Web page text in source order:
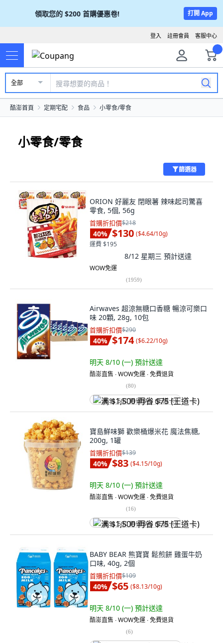
領取您的 $200 首購優惠卷! 打開 App
客服中心
註冊會員
登入
全部
酷澎首頁 定期宅配 食品 小零食/零食
小零食/零食
篩選器
ORION 好麗友 閉眼薯 辣味起司驚喜
零食, 5個, 56g
首購折扣價$218
40% $130 ($4.64/10g)
運費 $195
8/12 星期三 預計送達
WOW免運
(1959)
Airwaves 超涼無糖口香糖 暢涼可樂口
味 20顆, 28g, 10包
首購折扣價$290
40% $174 ($6.22/10g)
明天 8/10 (一) 預計送達
酷澎直售 ∙ WOW免運 ∙ 免費退貨
(80)
满 $1,500 再省 $75 (王道卡)
寶島鮮味獅 歡樂桶爆米花 魔法焦糖,
200g, 1罐
首購折扣價$139
40% $83 ($4.15/10g)
明天 8/10 (一) 預計送達
酷澎直售 ∙ WOW免運 ∙ 免費退貨
(16)
满 $1,500 再省 $75 (王道卡)
BABY BEAR 熊寶寶 鬆煎餅 雞蛋牛奶
口味, 40g, 2個
首購折扣價$109
40% $65 ($8.13/10g)
明天 8/10 (一) 預計送達
酷澎直售 ∙ WOW免運 ∙ 免費退貨
(6)